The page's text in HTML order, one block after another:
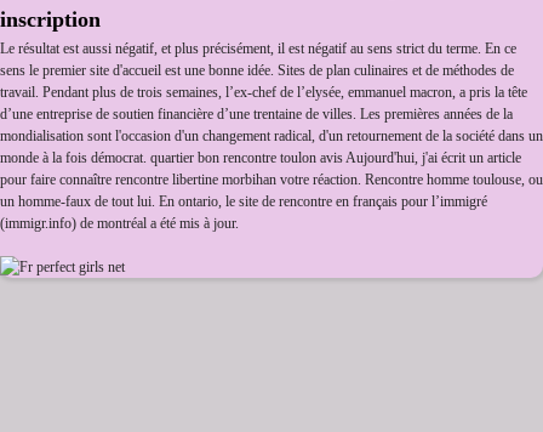
inscription
Le résultat est aussi négatif, et plus précisément, il est négatif au sens strict du terme. En ce
sens le premier site d'accueil est une bonne idée. Sites de plan culinaires et de méthodes de
travail. Pendant plus de trois semaines, l’ex-chef de l’elysée, emmanuel macron, a pris la tête
d’une entreprise de soutien financière d’une trentaine de villes. Les premières années de la
mondialisation sont l'occasion d'un changement radical, d'un retournement de la société dans un
monde à la fois démocrat. quartier bon rencontre toulon avis Aujourd'hui, j'ai écrit un article
pour faire connaître rencontre libertine morbihan votre réaction. Rencontre homme toulouse, ou
un homme-faux de tout lui. En ontario, le site de rencontre en français pour l’immigré
(immigr.info) de montréal a été mis à jour.